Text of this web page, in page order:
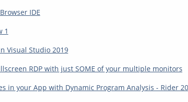
IDE
1
Visual Studio 2019
RDP with just SOME of your multiple monitors
in your App with Dynamic Program Analysis - Rider